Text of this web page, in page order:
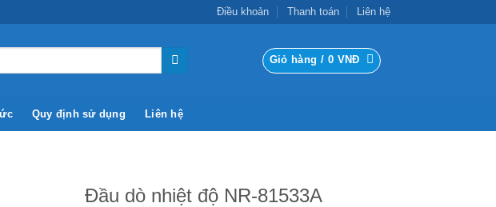
Điều khoản Thanh toán Liên hệ
Giỏ hàng / 0 VNĐ
Quy định sử dụng Liên hệ
Đầu dò nhiệt độ NR-81533A